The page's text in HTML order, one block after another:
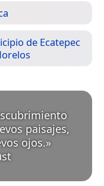
de Ecatepec
paisajes,
ojos.